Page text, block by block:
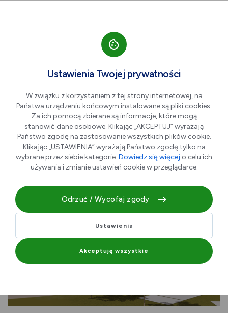
Zamieszkaj w nowym TBS
przy ulicy Tysiąclecia
07.05.2026 r.
Ustawienia Twojej prywatności
W związku z korzystaniem z tej strony internetowej, na
Państwa urządzeniu końcowym instalowane są pliki cookies.
Za ich pomocą zbierane są informacje, które mogą
stanowić dane osobowe. Klikając „AKCEPTUJ” wyrażają
Państwo zgodę na zastosowanie wszystkich plików cookie.
Klikając „USTAWIENIA” wyrażają Państwo zgodę tylko na
wybrane przez siebie kategorie. Dowiedz się więcej o celu ich
używania i zmianie ustawień cookie w przeglądarce.
Odrzuć / Wycofaj zgody
Ustawienia
Akceptuję wszystkie